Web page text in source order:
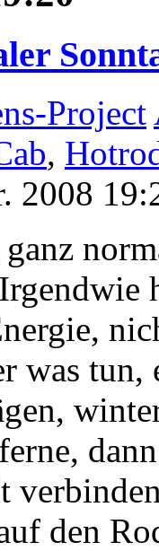
Project
,
2008
was tun,
den